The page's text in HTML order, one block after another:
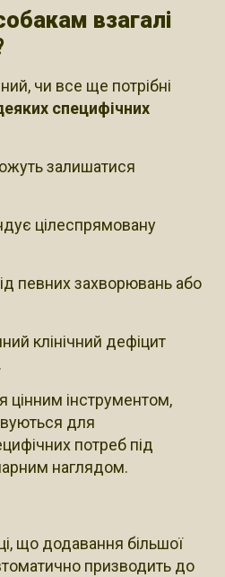
взагалі
чи все ще потрібні
специфічних
залишатися
цілеспрямовану
певних захворювань або
клінічний дефіцит
інструментом,
для
потреб під
наглядом.
що додавання більшої
призводить до